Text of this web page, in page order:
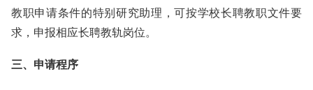
教职申请条件的特别研究助理，可按学校长聘教职文件要
求，申报相应长聘教轨岗位。
三、申请程序